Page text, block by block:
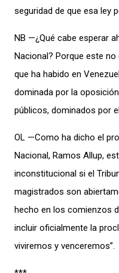
seguridad de que esa ley
NB —¿Qué cabe esperar
Nacional? Porque este
que ha habido en
dominada por la
públicos, dominados por
OL —Como ha dicho el
Nacional, Ramos Allup,
inconstitucional si el
magistrados son
hecho en los comienzos
incluir oficialmente la
viviremos y venceremos”.